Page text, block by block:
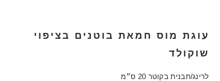
עוגת מוס חמאת בוטנים בציפוי
שוקולד
לרינג/תבנית בקוטר 20 ס״מ